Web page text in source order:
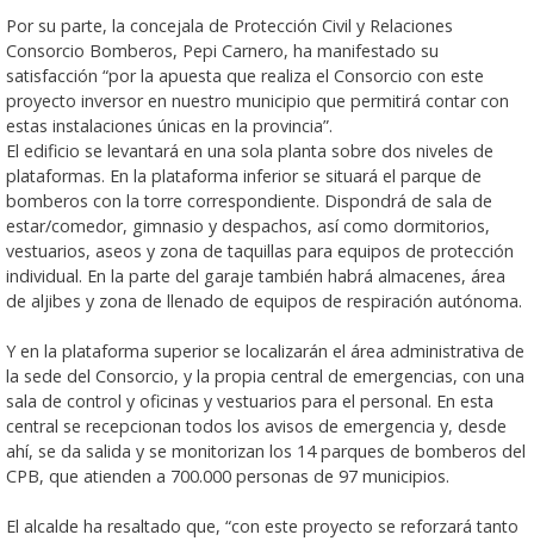
Por su parte, la concejala de Protección Civil y Relaciones
Consorcio Bomberos, Pepi Carnero, ha manifestado su
satisfacción “por la apuesta que realiza el Consorcio con este
proyecto inversor en nuestro municipio que permitirá contar con
estas instalaciones únicas en la provincia”.
El edificio se levantará en una sola planta sobre dos niveles de
plataformas. En la plataforma inferior se situará el parque de
bomberos con la torre correspondiente. Dispondrá de sala de
estar/comedor, gimnasio y despachos, así como dormitorios,
vestuarios, aseos y zona de taquillas para equipos de protección
individual. En la parte del garaje también habrá almacenes, área
de aljibes y zona de llenado de equipos de respiración autónoma.
Y en la plataforma superior se localizarán el área administrativa de
la sede del Consorcio, y la propia central de emergencias, con una
sala de control y oficinas y vestuarios para el personal. En esta
central se recepcionan todos los avisos de emergencia y, desde
ahí, se da salida y se monitorizan los 14 parques de bomberos del
CPB, que atienden a 700.000 personas de 97 municipios.
El alcalde ha resaltado que, “con este proyecto se reforzará tanto